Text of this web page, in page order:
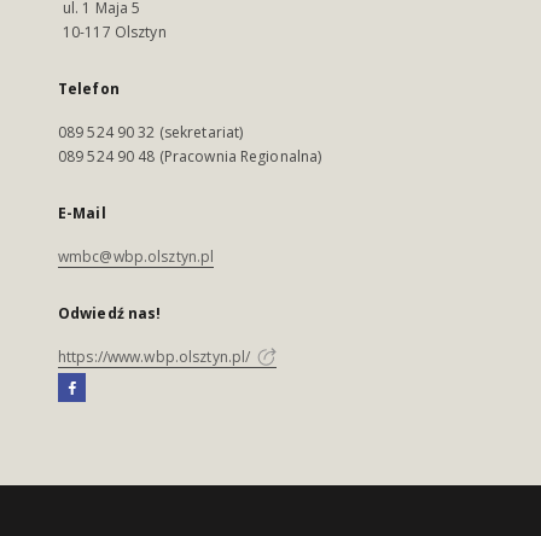
ul. 1 Maja 5
10-117 Olsztyn
Telefon
089 524 90 32 (sekretariat)
089 524 90 48 (Pracownia Regionalna)
E-Mail
wmbc@wbp.olsztyn.pl
Odwiedź nas!
https://www.wbp.olsztyn.pl/